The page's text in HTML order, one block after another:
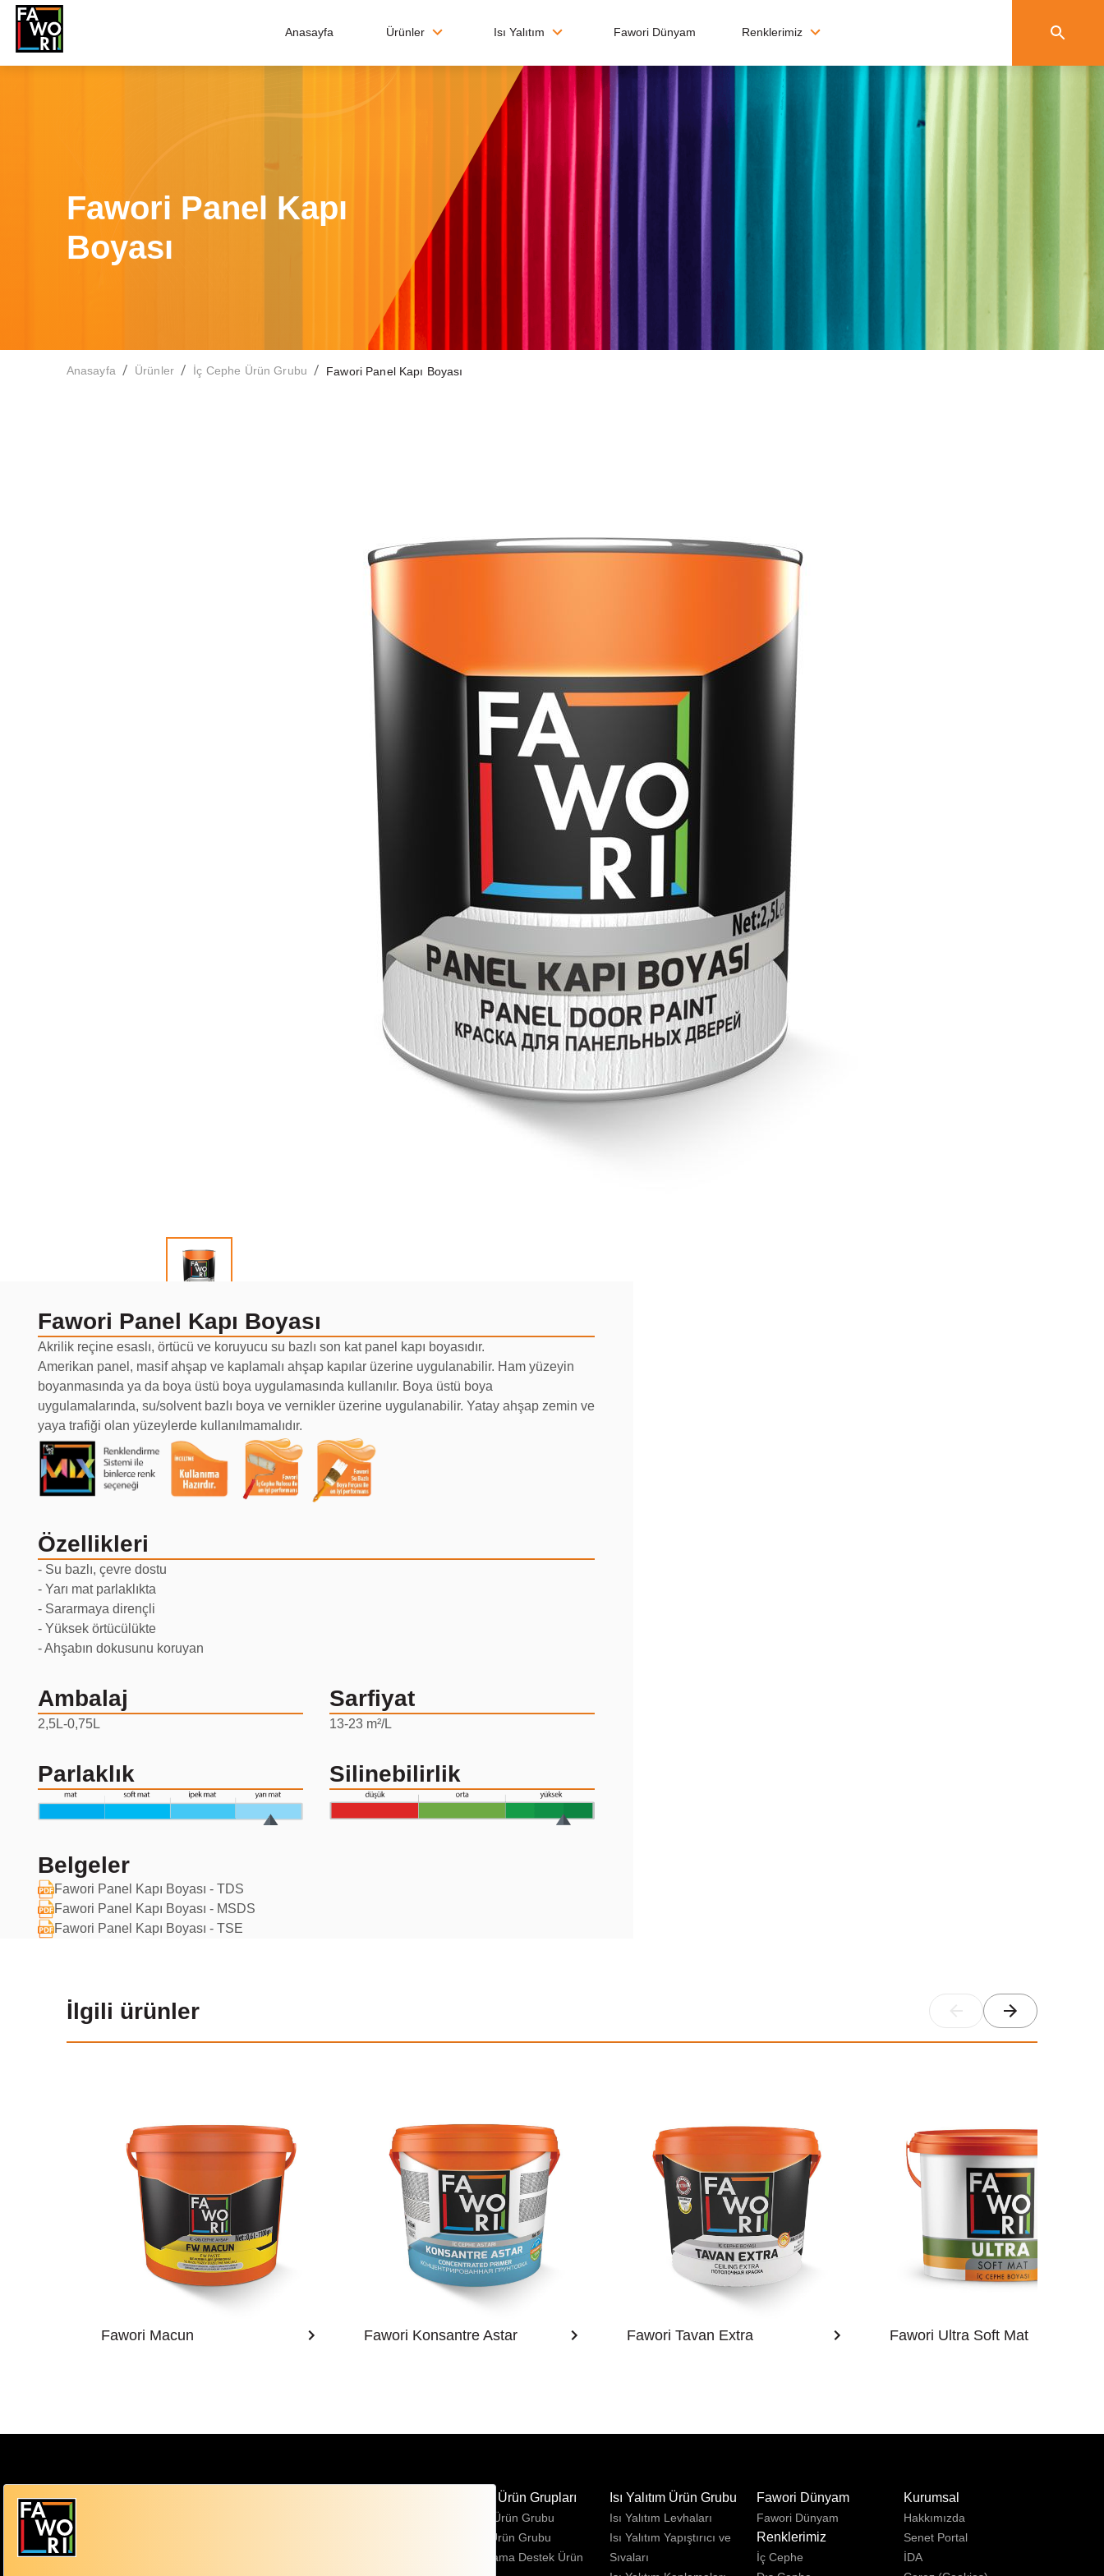
Anasayfa Ürünler Isı Yalıtım Fawori Dünyam Renklerimiz
Fawori Panel Kapı
Boyası
Anasayfa / Ürünler / İç Cephe Ürün Grubu / Fawori Panel Kapı Boyası
Fawori Panel Kapı Boyası
Akrilik reçine esaslı, örtücü ve koruyucu su bazlı son kat panel kapı boyasıdır.
Amerikan panel, masif ahşap ve kaplamalı ahşap kapılar üzerine uygulanabilir. Ham yüzeyin
boyanmasında ya da boya üstü boya uygulamasında kullanılır. Boya üstü boya
uygulamalarında, su/solvent bazlı boya ve vernikler üzerine uygulanabilir. Yatay ahşap zemin ve
yaya trafiği olan yüzeylerde kullanılmamalıdır.
Özellikleri
- Su bazlı, çevre dostu
- Yarı mat parlaklıkta
- Sararmaya dirençli
- Yüksek örtücülükte
- Ahşabın dokusunu koruyan
Ambalaj
2,5L-0,75L
Sarfiyat
13-23 m²/L
Parlaklık Silinebilirlik
Belgeler
Fawori Panel Kapı Boyası - TDS
Fawori Panel Kapı Boyası - MSDS
Fawori Panel Kapı Boyası - TSE
İlgili ürünler
Fawori Macun Fawori Konsantre Astar Fawori Tavan Extra Fawori Ultra Soft Mat
34852 Maltepe / İstanbul
Diğer Ürün Grupları
Fırça Ürün Grubu
Rulo Ürün Grubu
Uygulama Destek Ürün
Isı Yalıtım Ürün Grubu
Isı Yalıtım Levhaları
Isı Yalıtım Yapıştırıcı ve
Sıvaları
Fawori Dünyam
Fawori Dünyam
Renklerimiz
İç Cephe
Kurumsal
Hakkımızda
Senet Portal
İDA